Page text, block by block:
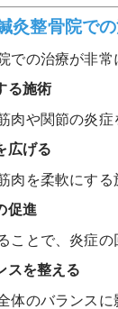
灸整骨院で
での治療が非
る施術
肉や関節の炎
広げる
肉を柔軟にす
促進
ことで、炎症
スを整える
体のバランス